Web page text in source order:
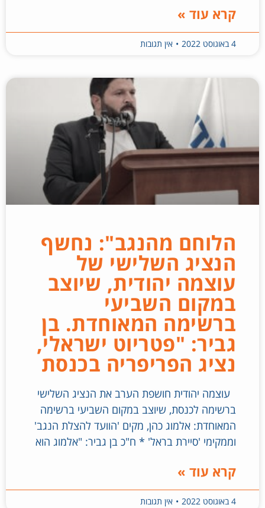
קרא עוד »
4 באוגוסט 2022 אין תגובות
הלוחם מהנגב": נחשף
הנציג השלישי של
עוצמה יהודית, שיוצב
במקום השביעי
ברשימה המאוחדת. בן
גביר: "פטריוט ישראלי,
נציג הפריפריה בכנסת
עוצמה יהודית חושפת הערב את הנציג השלישי
ברשימה לכנסת, שיוצב במקום השביעי ברשימה
המאוחדת: אלמוג כהן, מקים 'הוועד להצלת הנגב'
וממקימי 'סיירת בראל' * ח"כ בן גביר: "אלמוג הוא
קרא עוד »
4 באוגוסט 2022 אין תגובות